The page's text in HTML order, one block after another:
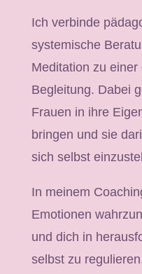
Ich verbinde
systemische
Meditation zu einer
Begleitung. Dabei
Frauen in ihre
bringen und sie
sich selbst
In meinem
Emotionen
und dich in
selbst zu